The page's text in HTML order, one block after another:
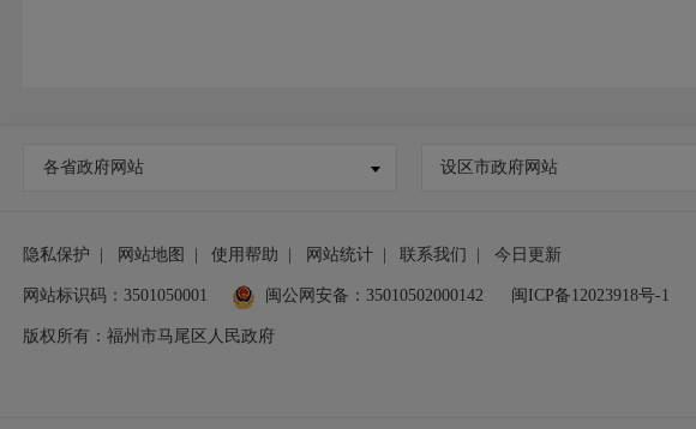
各省政府网站 设区市政府网站
隐私保护 网站地图 使用帮助 网站统计 联系我们 今日更新
网站标识码：3501050001 闽公网安备：35010502000142 闽ICP备12023918号-1
版权所有：福州市马尾区人民政府